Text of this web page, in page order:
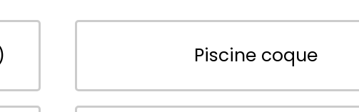
Piscine coque